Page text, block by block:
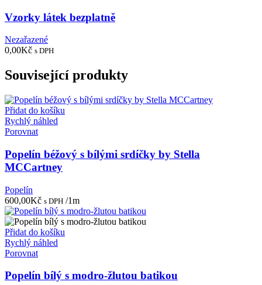
Vzorky látek bezplatně
Nezařazené
0,00Kč s DPH
Související produkty
Přidat do košíku
Rychlý náhled
Porovnat
Popelín béžový s bílými srdíčky by Stella
MCCartney
Popelín
600,00Kč s DPH /1m
Přidat do košíku
Rychlý náhled
Porovnat
Popelín bílý s modro-žlutou batikou